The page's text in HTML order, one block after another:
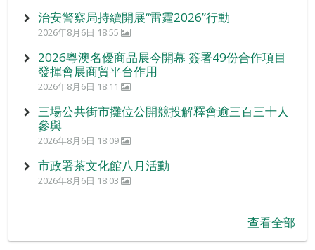
治安警察局持續開展“雷霆2026”行動
2026年8月6日 18:55
2026粵澳名優商品展今開幕 簽署49份合作項目
發揮會展商貿平台作用
2026年8月6日 18:11
三場公共街市攤位公開競投解釋會逾三百三十人
參與
2026年8月6日 18:09
市政署茶文化館八月活動
2026年8月6日 18:03
查看全部